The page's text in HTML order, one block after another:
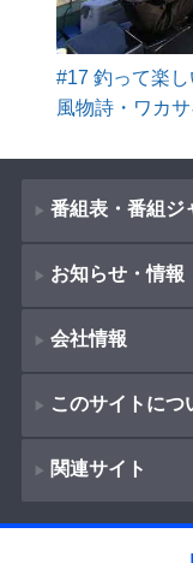
#17 釣って楽
風物詩・ワカ
番組表・番組ジ
番組表
番組ジャンル
ドラマ
紀行
お知らせ・情報
新着情報
お知らせ
イベント
ショッピング
会社情報
会社概要
（Company
このサイトにつ
著作権とリンク
サイトポリシ
関連サイト